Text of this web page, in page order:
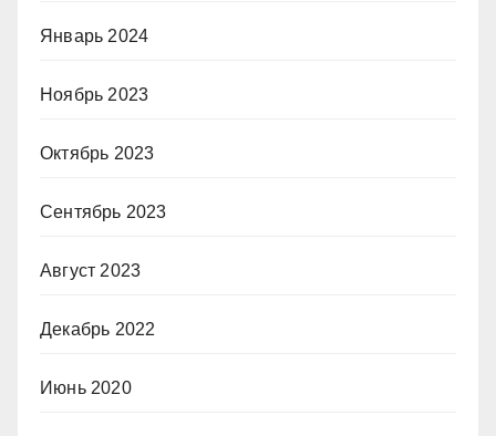
Январь 2024
Ноябрь 2023
Октябрь 2023
Сентябрь 2023
Август 2023
Декабрь 2022
Июнь 2020